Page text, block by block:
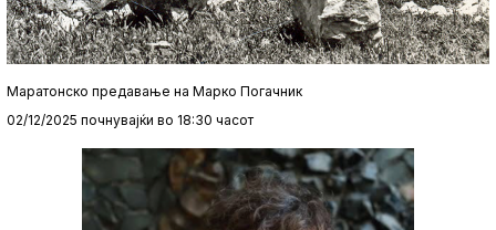
Маратонско предавање на Марко Погачник
02/12/2025 почнувајќи во 18:30 часот